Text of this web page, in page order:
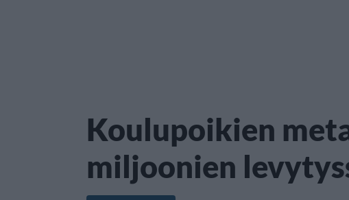
Koulupoikien
miljoonien